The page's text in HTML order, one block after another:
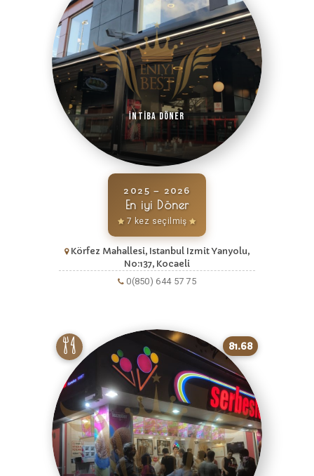
İntiba Döner
2025 – 2026
En iyi Döner
7 kez seçilmiş
Körfez Mahallesi, Istanbul Izmit Yanyolu,
No:137, Kocaeli
0(850) 644 57 75
81.68